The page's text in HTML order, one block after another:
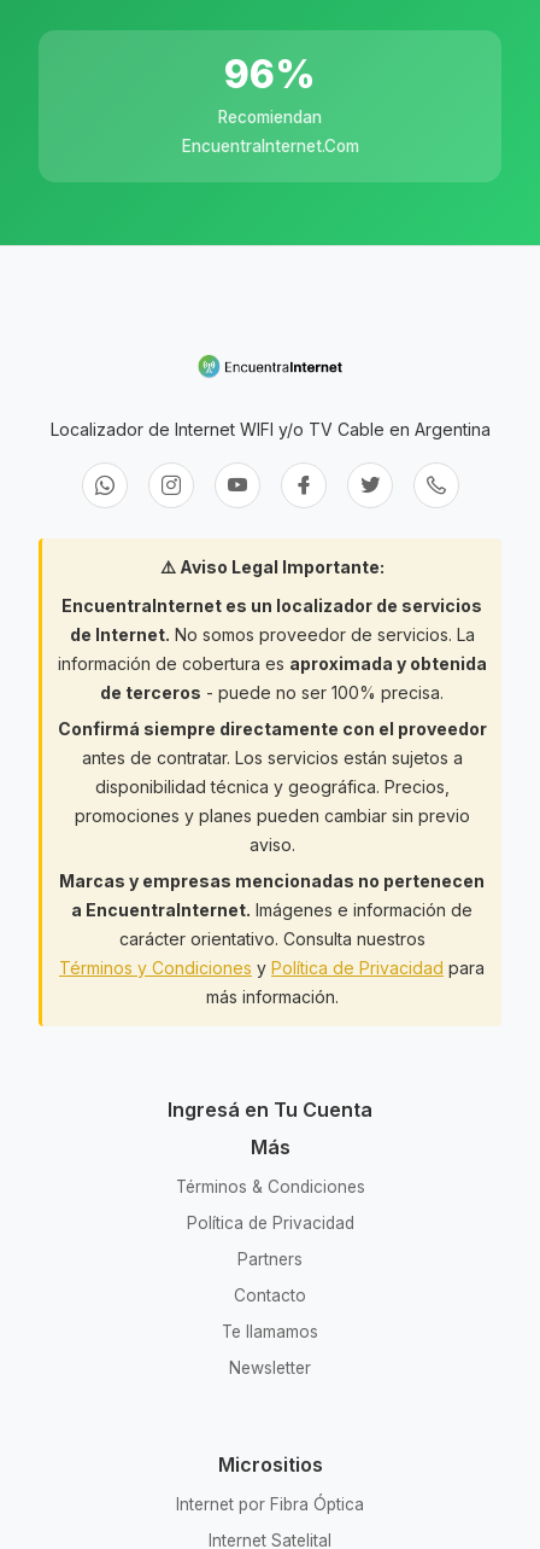
96%
Recomiendan
EncuentraInternet.com
Localizador de Internet WIFI y/o TV Cable en Argentina
⚠️ Aviso Legal Importante:
EncuentraInternet es un localizador de servicios
de Internet. No somos proveedor de servicios. La
información de cobertura es aproximada y obtenida
de terceros - puede no ser 100% precisa.
Confirmá siempre directamente con el proveedor
antes de contratar. Los servicios están sujetos a
disponibilidad técnica y geográfica. Precios,
promociones y planes pueden cambiar sin previo
aviso.
Marcas y empresas mencionadas no pertenecen
a EncuentraInternet. Imágenes e información de
carácter orientativo. Consulta nuestros
Términos y Condiciones y Política de Privacidad para
más información.
Ingresá en Tu Cuenta
Más
Términos & Condiciones
Política de Privacidad
Partners
Contacto
Te llamamos
Newsletter
Micrositios
Internet por Fibra Óptica
Internet Satelital